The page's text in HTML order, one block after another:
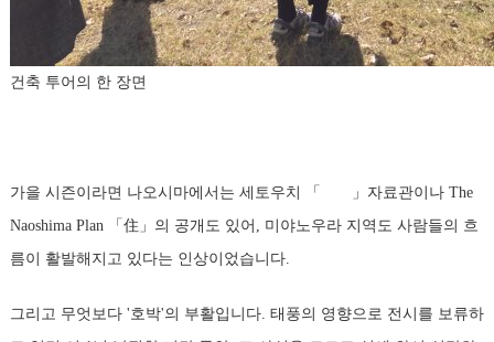
건축 투어의 한 장면
가을 시즌이라면 나오시마에서는 세토우치 「 」자료관이나 The
Naoshima Plan 「住」의 공개도 있어, 미야노우라 지역도 사람들의 흐
름이 활발해지고 있다는 인상이었습니다.
그리고 무엇보다 '호박'의 부활입니다. 태풍의 영향으로 전시를 보류하